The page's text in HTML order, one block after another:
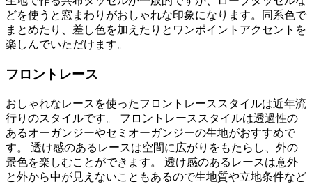
どを使うと窓まわりがおしゃれな印象になります。同系色で
まとめたり、差し色を加えたりとワンポイントアクセントを
楽しんでいただけます。
フロントレース
おしゃれなレースを使ったフロントレーススタイルは近年流
行りのスタイルです。 フロントレーススタイルは透過性の
あるオーガンジーやセミオーガンジーの生地がおすすめで
す。 透け感のあるレースは空間に広がりをもたらし、外の
景色を楽しむことができます。 透け感のあるレースは意外
と外から中が見えないこともあるので生地質や立地条件など